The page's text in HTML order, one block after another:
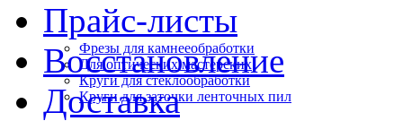
Прайс-листы
Фрезы для камнееобработки
Для оптических мастерских
Круги для стеклообработки
Круги для заточки ленточных пил
Восстановление
Доставка